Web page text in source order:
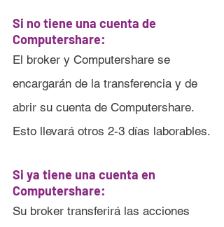
Si no tiene una cuenta de
Computershare:
El broker y Computershare se
encargarán de la transferencia y de
abrir su cuenta de Computershare.
Esto llevará otros 2-3 días laborables.
Si ya tiene una cuenta en
Computershare:
Su broker transferirá las acciones